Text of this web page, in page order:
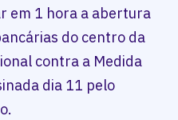
em 1 hora a abertura
do centro da
contra a Medida
dia 11 pelo